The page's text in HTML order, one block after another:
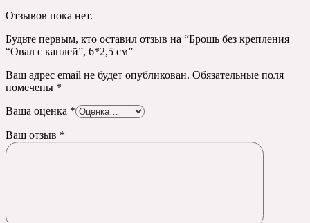
Отзывов пока нет.
Будьте первым, кто оставил отзыв на “Брошь без крепления
“Овал с каплей”, 6*2,5 см”
Ваш адрес email не будет опубликован. Обязательные поля
помечены *
Ваша оценка *
Ваш отзыв *